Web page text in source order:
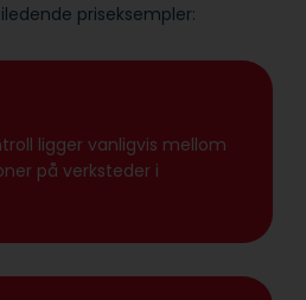
priseksempler:
ligger vanligvis mellom
på verksteder i